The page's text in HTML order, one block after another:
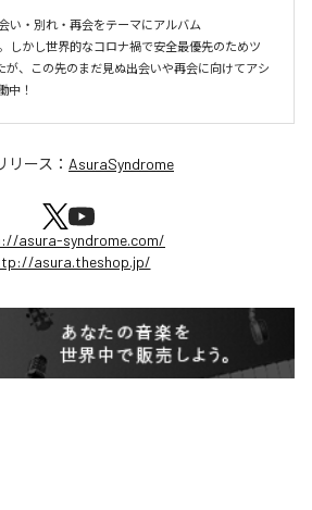
い・別れ・再会をテーマにアルバム
。しかし世界的なコロナ禍で安全最優先のためツ
が、この先のまだ見ぬ出会いや再会に向けてアシ
中！
リース： AsuraSyndrome
asura-syndrome.com/
asura.theshop.jp/